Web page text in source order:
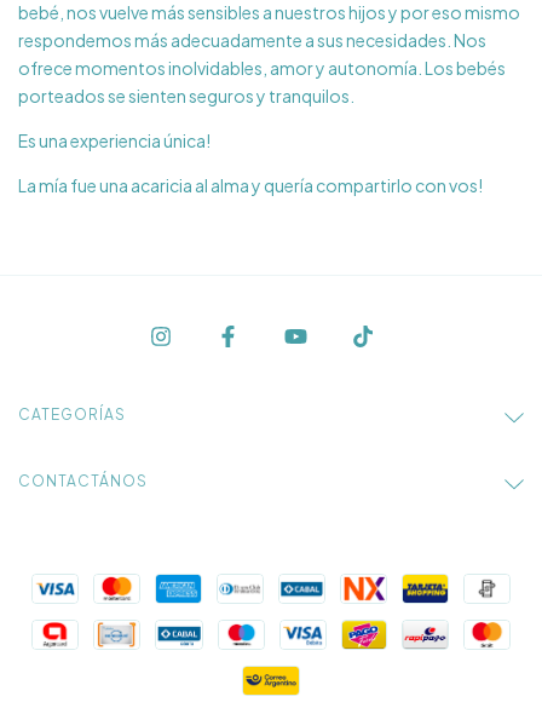
bebé, nos vuelve más sensibles a nuestros hijos y por eso mismo
respondemos más adecuadamente a sus necesidades. Nos
ofrece momentos inolvidables, amor y autonomía. Los bebés
porteados se sienten seguros y tranquilos.
Es una experiencia única!
La mía fue una acaricia al alma y quería compartirlo con vos!
CATEGORÍAS
CONTACTÁNOS